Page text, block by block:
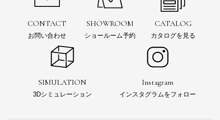
CONTACT
お問い合わせ
SHOWROOM
ショールーム予約
CATALOG
カタログを見る
SIMULATION
3Dシミュレーション
Instagram
インスタグラムをフォロー